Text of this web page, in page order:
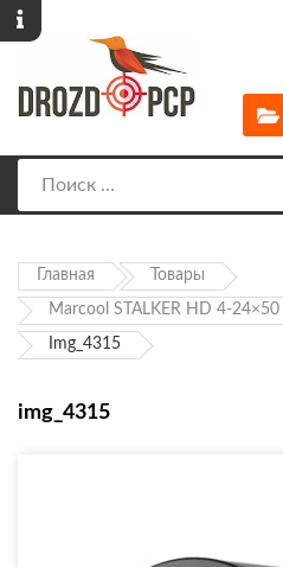
Главная Товары
Marcool STALKER HD 4-24×50
Img_4315
img_4315